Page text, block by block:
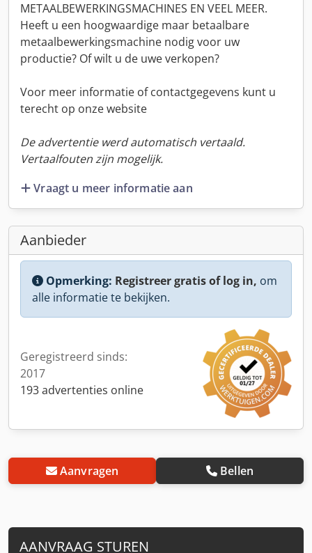
METAALBEWERKINGSMACHINES EN VEEL MEER.
Heeft u een hoogwaardige maar betaalbare
metaalbewerkingsmachine nodig voor uw
productie? Of wilt u de uwe verkopen?
Voor meer informatie of contactgegevens kunt u
terecht op onze website
De advertentie werd automatisch vertaald.
Vertaalfouten zijn mogelijk.
Vraagt u meer informatie aan
Aanbieder
Opmerking: Registreer gratis of log in, om
alle informatie te bekijken.
Geregistreerd sinds:
2017
193 advertenties online
Aanvragen Bellen
AANVRAAG STUREN